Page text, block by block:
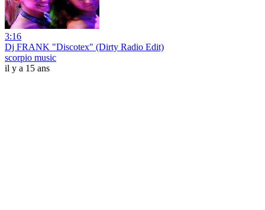
3:16
Dj FRANK "Discotex" (Dirty Radio Edit)
scorpio music
il y a 15 ans